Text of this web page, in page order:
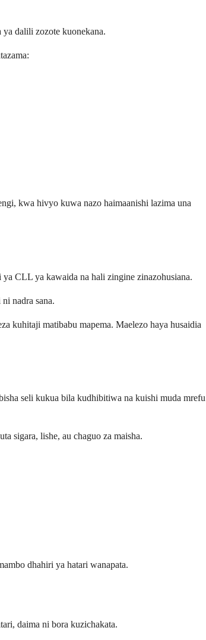
dalili zozote kuonekana.
kwa hivyo kuwa nazo haimaanishi lazima una
CLL ya kawaida na hali zingine zinazohusiana.
nadra sana.
kuhitaji matibabu mapema. Maelezo haya husaidia
seli kukua bila kudhibitiwa na kuishi muda mrefu
sigara, lishe, au chaguo za maisha.
dhahiri ya hatari wanapata.
daima ni bora kuzichakata.